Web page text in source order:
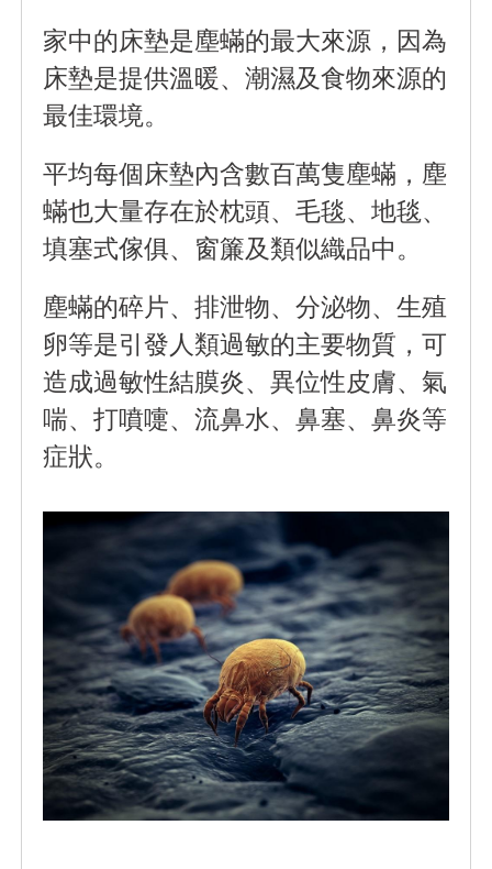
家中的床墊是塵蟎的最大來源，因為
床墊是提供溫暖、潮濕及食物來源的
最佳環境。
平均每個床墊內含數百萬隻塵蟎，塵
蟎也大量存在於枕頭、毛毯、地毯、
填塞式傢俱、窗簾及類似織品中。
塵蟎的碎片、排泄物、分泌物、生殖
卵等是引發人類過敏的主要物質，可
造成過敏性結膜炎、異位性皮膚、氣
喘、打噴嚏、流鼻水、鼻塞、鼻炎等
症狀。